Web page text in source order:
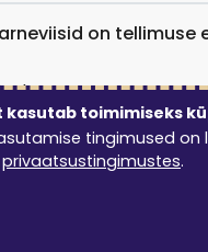
on tellimuse
0 €
kasutab toimimiseks
tingimused on
privaatsustingimustes.